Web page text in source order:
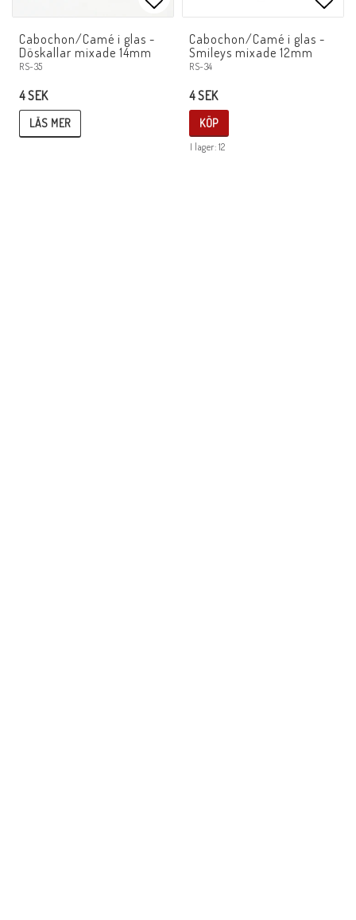
Lägg till i favoritlistan
Cabochon/Camé i glas -
Döskallar mixade 14mm
RS-35
4 SEK
LÄS MER
Cabochon/Camé i glas -
Smileys mixade 12mm
RS-34
4 SEK
I lager: 12
KÖP